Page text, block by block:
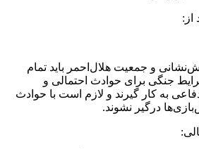
از:
و جمعیت هلال‌احمر باید تمام
جنگی برای حوادث احتمالی و
به کار گیرند و لازم است با حوادث
درگیر نشوند.